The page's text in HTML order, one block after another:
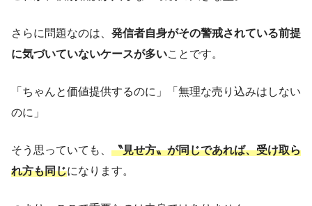
さらに問題なのは、 発信者自身がその警戒されている前提
に気づいていないケースが多いことです。
「ちゃんと価値提供するのに」「無理な売り込みはしない
のに」
そう思っていても、 〝見せ方〟が同じであれば、受け取ら
れ方も同じになります。